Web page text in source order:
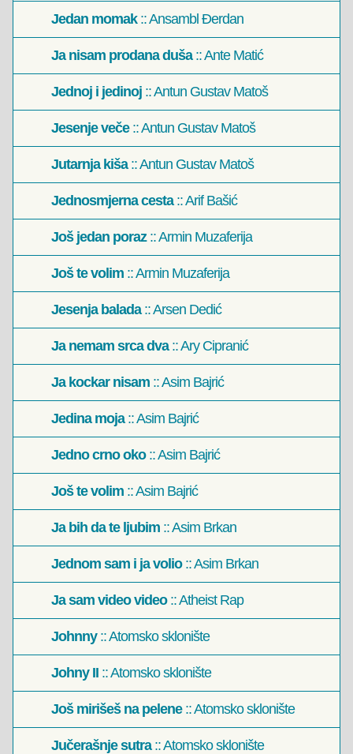
Jedan momak:: Ansambl Đerdan
Ja nisam prodana duša:: Ante Matić
Jednoj i jedinoj :: Antun Gustav Matoš
Jesenje veče:: Antun Gustav Matoš
Jutarnja kiša:: Antun Gustav Matoš
Jednosmjerna cesta:: Arif Bašić
Još jedan poraz:: Armin Muzaferija
Još te volim :: Armin Muzaferija
Jesenja balada:: Arsen Dedić
Ja nemam srca dva:: Ary Cipranić
Ja kockar nisam :: Asim Bajrić
Jedina moja:: Asim Bajrić
Jedno crno oko:: Asim Bajrić
Još te volim :: Asim Bajrić
Ja bih da te ljubim :: Asim Brkan
Jednom sam i ja volio:: Asim Brkan
Ja sam video video:: Atheist Rap
Johnny:: Atomsko sklonište
Johny II :: Atomsko sklonište
Još mirišeš na pelene:: Atomsko sklonište
Jučerašnje sutra:: Atomsko sklonište